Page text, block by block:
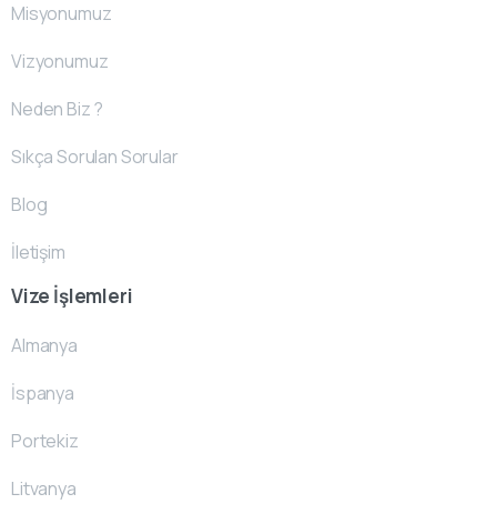
Misyonumuz
Vizyonumuz
Neden Biz ?
Sıkça Sorulan Sorular
Blog
İletişim
Vize İşlemleri
Almanya
İspanya
Portekiz
Litvanya